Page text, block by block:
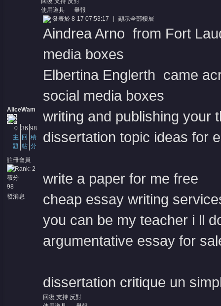
使用道具
舉報
AliceWam
0
主
題
36
回
帖
98
積
分
註冊會員
積分
98
發消息
發表於 8-17 07:53:17 顯示全部樓層
Aindrea Arno from Fort
media boxes
Elbertina Englerth came
social media boxes
writing and publishing your
dissertation topic ideas for
write a paper for me free
cheap essay writing
you can be my teacher i ll
argumentative essay for
dissertation critique un
回復 支持 反對